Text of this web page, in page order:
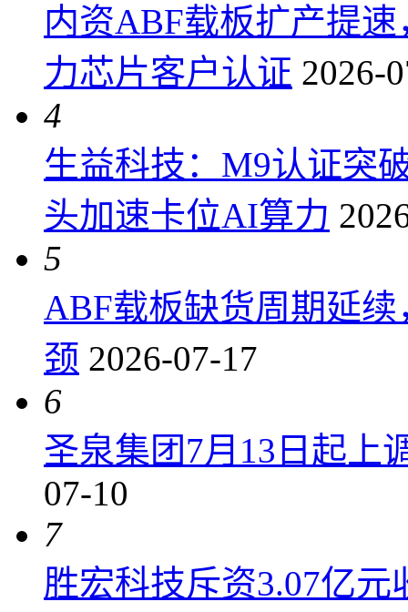
内资ABF载板扩产提
力芯片客户认证 2026-
4
生益科技：M9认证突
头加速卡位AI算力
5
ABF载板缺货周期延
颈 2026-07-17
6
圣泉集团7月13日起上
07-10
7
胜宏科技斥资3.07亿